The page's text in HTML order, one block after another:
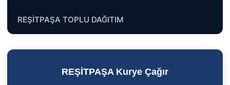
REŞİTPAŞA TOPLU DAĞITIM
REŞİTPAŞA Kurye Çağır